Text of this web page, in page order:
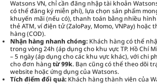
Watsons VN, chỉ cần đăng nhập tài khoản
có thể đăng ký miễn phí), lựa chọn sản phẩm
khuyến mãi (nếu có), thanh toán bằng nhiều
thẻ ATM, ví điện tử (ZaloPay, Momo, VNPay)
hàng (COD).
Nhận hàng nhanh chóng: Khách hàng có thể
trong vòng 24h (áp dụng cho khu vực TP. Hồ Chí
– 5 ngày (áp dụng cho các khu vực khác), với chi
cho đơn hàngtừ 99k. Bạn cũng có thể theo dõi
website hoặc ứng dụng của Watsons.
Tích điểm đổi quà: Khách hàng thành viên của